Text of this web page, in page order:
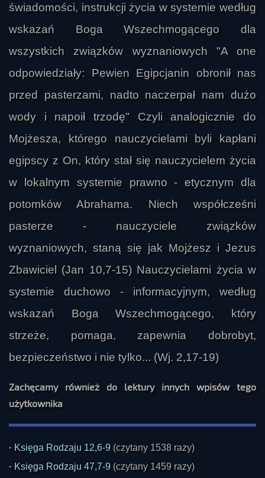
świadomości, instrukcji życia w systemie według
wskazań Boga Wszechmogącego dla
wszystkich związków wyznaniowych "A one
odpowiedziały: Pewien Egipcjanin obronił nas
przed pasterzami, nadto naczerpał nam dużo
wody i napoił trzodę" Czyli analogicznie do
Mojżesza, którego nauczycielami byli kapłani
egipscy z On, który stał się nauczycielem życia
w lokalnym systemie prawno - etycznym dla
potomków Abrahama. Niech współcześni
pasterze - nauczyciele związków
wyznaniowych, staną się jak Mojżesz i Jezus
Zbawiciel (Jan 10,7-15) Nauczycielami życia w
systemie duchowo - informacyjnym, według
wskazań Boga Wszechmogącego, który
strzeże, pomaga, zapewnia dobrobyt,
bezpieczeństwo i nie tylko... (Wj. 2,17-19)
Zachęcamy również do lektury innych wpisów tego
użytkownika
· Księga Rodzaju 12,6-9 (czytany 1538 razy)
· Księga Rodzaju 47,7-9 (czytany 1459 razy)